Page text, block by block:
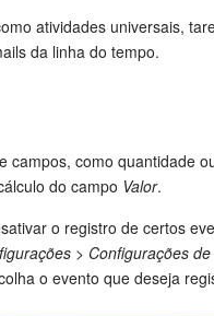
atividades universais,
da linha do tempo.
campos, como quantidade
do campo Valor.
o registro de certos
> Configurações
o evento que deseja